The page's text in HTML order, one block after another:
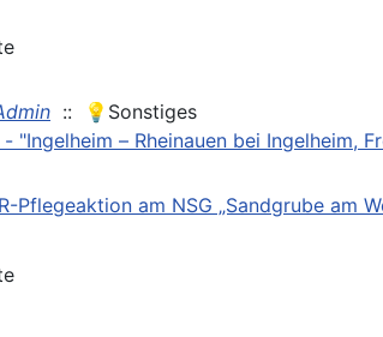
:: 💡Sonstiges
"Ingelheim – Rheinauen bei Ingelheim,
Pflegeaktion am NSG „Sandgrube am